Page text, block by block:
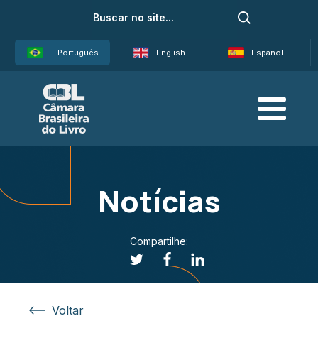
Português English Español
Notícias
Compartilhe:
Voltar